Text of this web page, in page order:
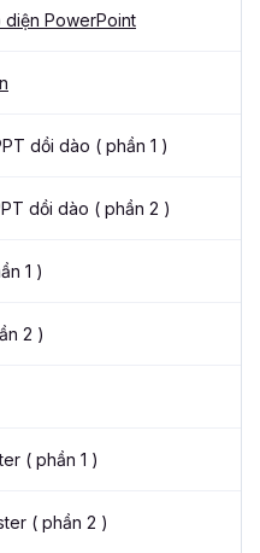
diện PowerPoint
dồi dào ( phần 1 )
dồi dào ( phần 2 )
1 )
2 )
( phần 1 )
( phần 2 )